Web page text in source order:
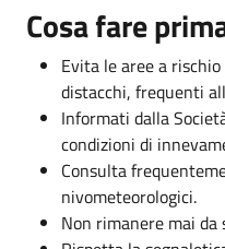
Cosa fare
Evita le aree a
distacchi, frequenti
Informati dalla
condizioni di
Consulta
nivometeorologici.
Non rimanere mai da